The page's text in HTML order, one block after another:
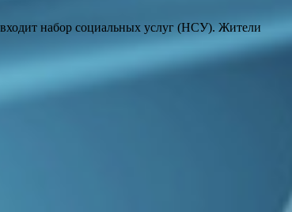
набор социальных услуг (НСУ). Жители